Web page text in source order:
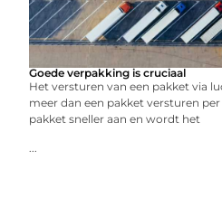
Goede verpakking is cruciaal
Het versturen van een pakket via
meer dan een pakket versturen
pakket sneller aan en wordt het
...